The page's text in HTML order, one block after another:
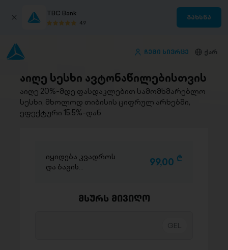
TBC Bank
4.9
გახსნა
ჩემი სივრცე ქარ
აიღე სესხი ავტონაწილებისთვის
აიღე 20%-მდე ფასდაკლებით სამომხმარებლო
სესხი, მხოლოდ თიბისის ციფრულ არხებში,
ეფექტური 15.5%-დან
იყიდება კვადროს
და ბაგის
99,00 D
მსურს მივიღო